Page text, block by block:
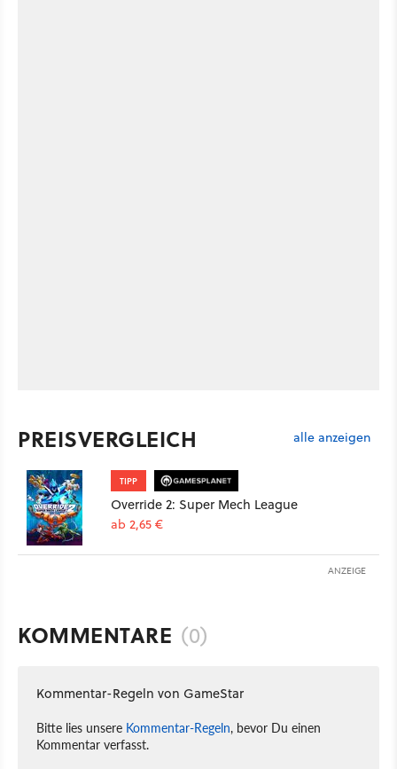
PREISVERGLEICH alle anzeigen
TIPP
Override 2: Super Mech League
ab 2,65 €
ANZEIGE
KOMMENTARE (0)
Kommentar-Regeln von GameStar
Bitte lies unsere Kommentar-Regeln, bevor Du einen
Kommentar verfasst.